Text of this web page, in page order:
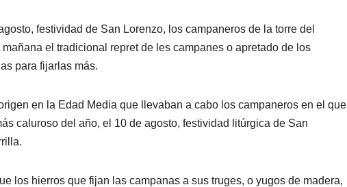
festividad de San Lorenzo, los campaneros de la torre del
el tradicional repret de les campanes o apretado de los
para fijarlas más.
en la Edad Media que llevaban a cabo los campaneros en el que
caluroso del año, el 10 de agosto, festividad litúrgica de San
los hierros que fijan las campanas a sus truges, o yugos de madera,